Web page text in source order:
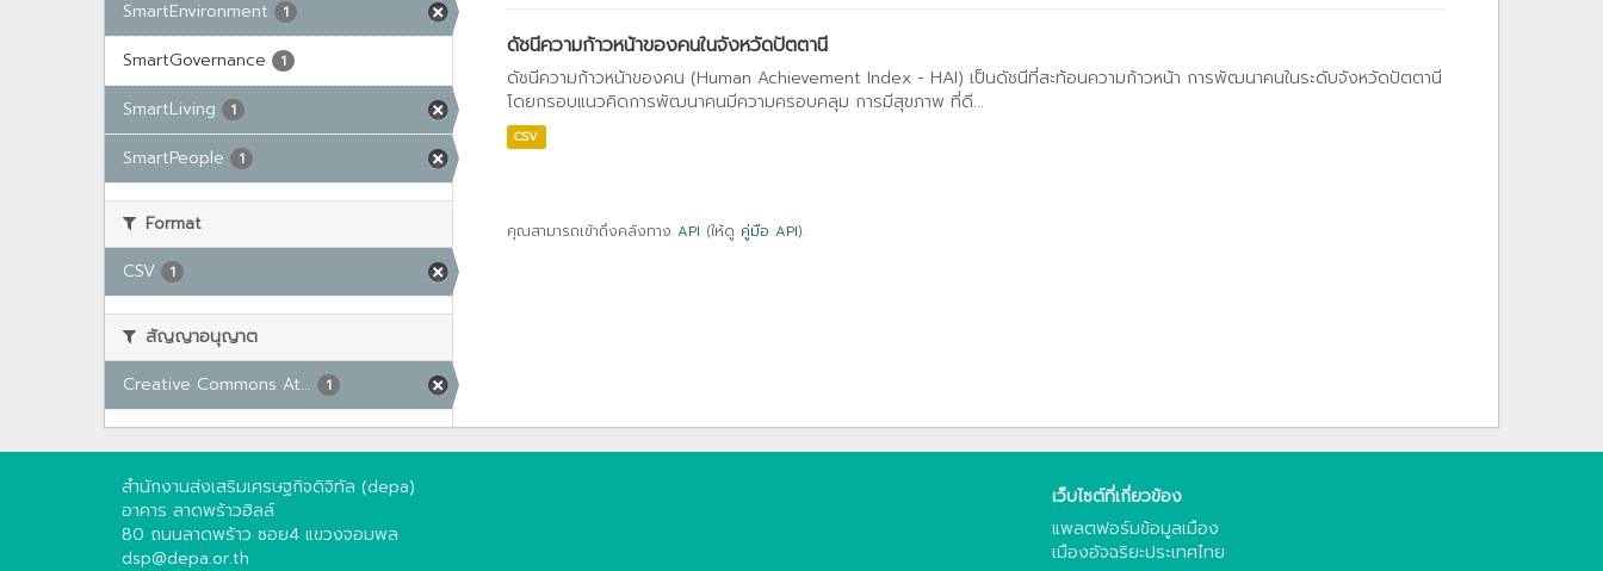
SmartEnvironment
1
SmartGovernance 1
SmartLiving 1
SmartPeople 1
Format
CSV
1
สัญญาอนุญาต
Creative Commons At...
1
ดัชนีความก้าวหน้าของคนในจังหวัดปัตตานี
ดัชนีความก้าวหน้าของคน (Human Achievement Index - HAI) เป็นดัชนีที่สะท้อนความก้าวหน้า การพัฒนาคนในระดับจังหวัดปัตตานี
โดยกรอบแนวคิดการพัฒนาคนมีความครอบคลุม การมีสุขภาพ ที่ดี...
CSV
คุณสามารถเข้าถึงคลังทาง API (ให้ดู คู่มือ API).
สำนักงานส่งเสริมเศรษฐกิจดิจิทัล (depa)
อาคาร ลาดพร้าวฮิลล์
80 ถนนลาดพร้าว ซอย4 แขวงจอมพล
dsp@depa.or.th
เว็บไซต์ที่เกี่ยวข้อง
แพลตฟอร์มข้อมูลเมือง
เมืองอัจฉริยะประเทศไทย